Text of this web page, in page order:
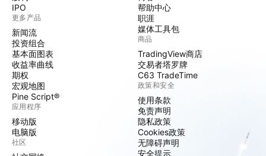
IPO
更多产品
新闻流
投资组合
基本面图表
收益率曲线
期权
宏观地图
Pine Script®
应用程序
移动版
电脑版
社区
帮助中心
职涯
媒体工具包
商品
TradingView商店
交易者塔罗牌
C63 TradeTime
政策和安全
使用条款
免责声明
隐私政策
Cookies政策
无障碍声明
安全提示